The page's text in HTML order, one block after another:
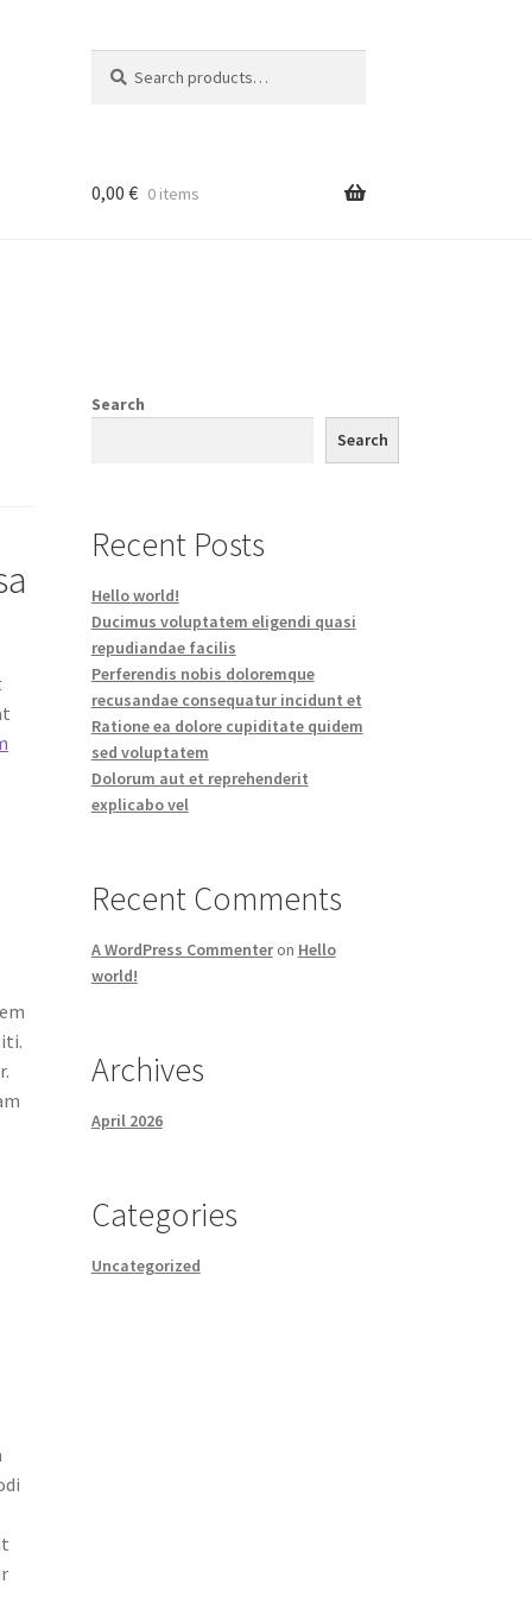
for:
0,00 € 0 items
Search
Search
Recent Posts
Hello world!
Ducimus voluptatem eligendi quasi
repudiandae facilis
Perferendis nobis doloremque
recusandae consequatur incidunt et
Ratione ea dolore cupiditate quidem
sed voluptatem
Dolorum aut et reprehenderit
explicabo vel
Recent Comments
A WordPress Commenteron Hello
world!
Archives
April 2026
Categories
Uncategorized